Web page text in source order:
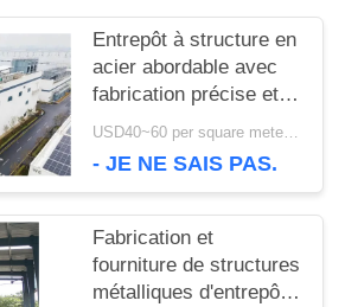
Entrepôt à structure en
acier abordable avec
fabrication précise et
solution de livraison
USD40~60 per square meter MOQ:1000 sqm
- JE NE SAIS PAS.
Fabrication et
fourniture de structures
métalliques d'entrepôt